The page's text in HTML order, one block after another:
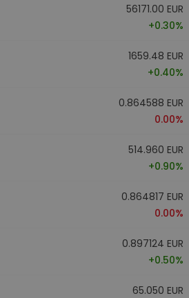
56171.00 EUR
+0.30%
1659.48 EUR
+0.40%
0.864588 EUR
0.00%
514.960 EUR
+0.90%
0.864817 EUR
0.00%
0.897124 EUR
+0.50%
65.050 EUR